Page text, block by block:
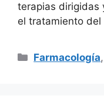
terapias dirigidas
el tratamiento del
Categorías
Farmacología,